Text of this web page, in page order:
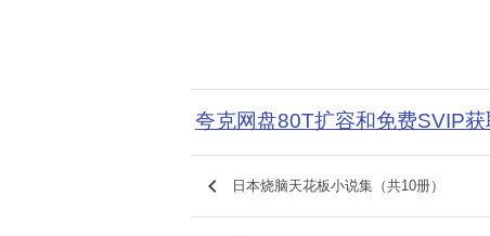
夸克网盘80T扩容和免费SVIP获
keyboard_arrow_left 日本烧脑天花板小说集（共10册）